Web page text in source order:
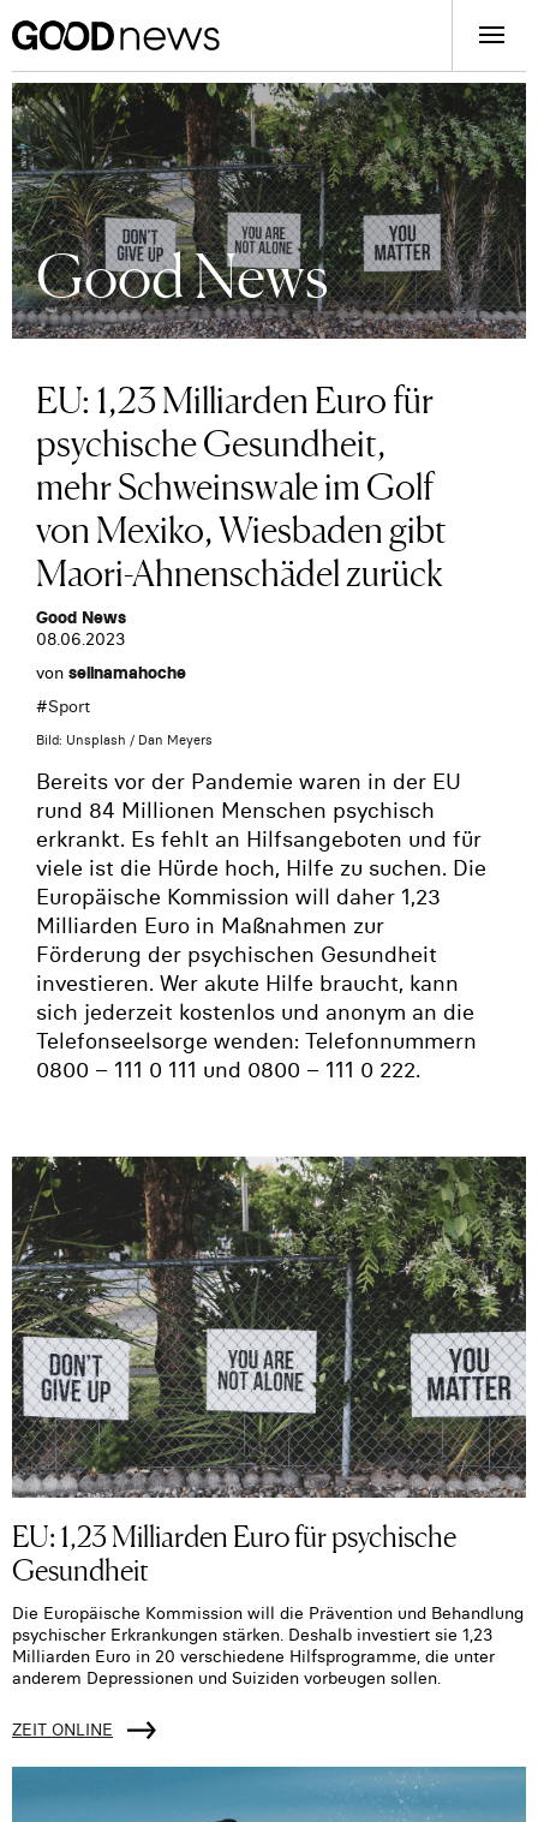
Good News
EU: 1,23 Milliarden Euro für
psychische Gesundheit,
mehr Schweinswale im Golf
von Mexiko, Wiesbaden gibt
Maori-Ahnenschädel zurück
Good News
08.06.2023
von selinamahoche
#Sport
Bild: Unsplash / Dan Meyers
Bereits vor der Pandemie waren in der EU
rund 84 Millionen Menschen psychisch
erkrankt. Es fehlt an Hilfsangeboten und für
viele ist die Hürde hoch, Hilfe zu suchen. Die
Europäische Kommission will daher 1,23
Milliarden Euro in Maßnahmen zur
Förderung der psychischen Gesundheit
investieren. Wer akute Hilfe braucht, kann
sich jederzeit kostenlos und anonym an die
Telefonseelsorge wenden: Telefonnummern
0800 – 111 0 111 und 0800 – 111 0 222.
EU: 1,23 Milliarden Euro für psychische
Gesundheit
Die Europäische Kommission will die Prävention und Behandlung
psychischer Erkrankungen stärken. Deshalb investiert sie 1,23
Milliarden Euro in 20 verschiedene Hilfsprogramme, die unter
anderem Depressionen und Suiziden vorbeugen sollen.
ZEIT ONLINE